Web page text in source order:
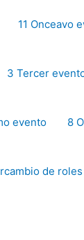
11 Onceavo
3 Tercer
evento 8
de roles